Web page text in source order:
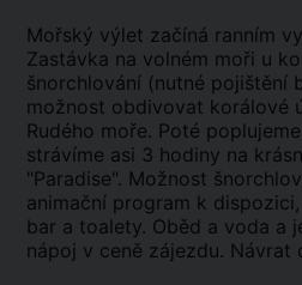
Mořský výlet začíná ranním
Zastávka na volném moři u
šnorchlování (nutné pojištění
možnost obdivovat korálové
Rudého moře. Poté
strávíme asi 3 hodiny na
"Paradise". Možnost
animační program k
bar a toalety. Oběd a voda a
nápoj v ceně zájezdu. Návrat